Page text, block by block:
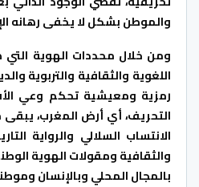
والموطن بشكل لا يخفى رهانه
ومن خلال محددات الهوية التي
اللغوية والثقافية والتربوية
رمزية ومعيشية تحكم وعي
التحريف، أي أرض المغرب،
الانتساب السلالي والرواية
والثقافية ومقولات الهوية
بالمجال المحلي وبالإنسان